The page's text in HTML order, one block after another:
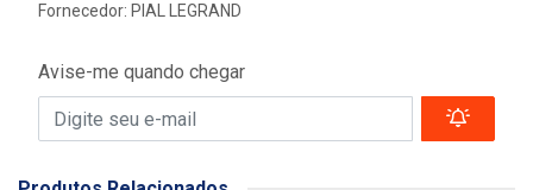
Fornecedor: PIAL LEGRAND
Avise-me quando chegar